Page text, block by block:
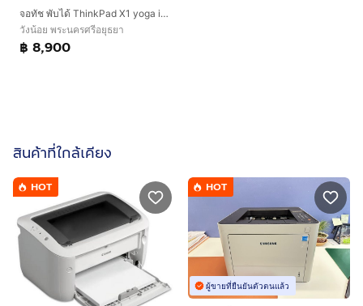
จอทัช พับได้ ThinkPad X1 yoga i5-7300u แรม8 Ssd256gb จอ14 full hd วินแท้ คีบอดไ
วังน้อย พระนครศรีอยุธยา
฿ 8,900
สินค้าที่ใกล้เคียง
HOT HOT
ผู้ขายที่ยืนยันตัวตนแล้ว